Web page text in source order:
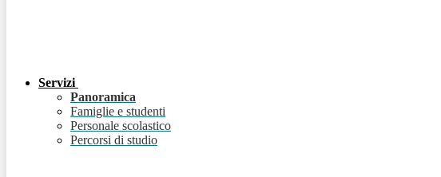
Servizi
Panoramica
Famiglie e studenti
Personale scolastico
Percorsi di studio